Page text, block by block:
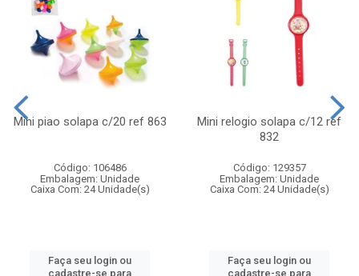
Mini piao solapa c/20 ref 863
Código: 106486
Embalagem: Unidade
Caixa Com: 24 Unidade(s)
Faça seu login ou
cadastre-se para
Mini relogio solapa c/12 ref
832
Código: 129357
Embalagem: Unidade
Caixa Com: 24 Unidade(s)
Faça seu login ou
cadastre-se para